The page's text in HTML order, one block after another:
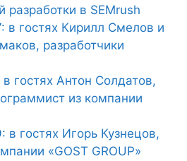
разработки в SEMrush
в гостях Кирилл Смелов и
разработчики
гостях Антон Солдатов,
из компании
в гостях Игорь Кузнецов,
«GOST GROUP»